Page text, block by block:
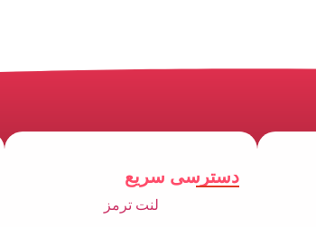
دسترسی سریع
لنت ترمز